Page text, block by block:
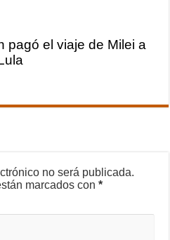
pagó el viaje de Milei a
no será publicada.
marcados con*